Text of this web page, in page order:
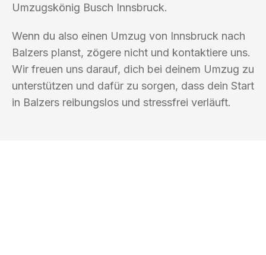
Umzugskönig Busch Innsbruck.
Wenn du also einen Umzug von Innsbruck nach
Balzers planst, zögere nicht und kontaktiere uns.
Wir freuen uns darauf, dich bei deinem Umzug zu
unterstützen und dafür zu sorgen, dass dein Start
in Balzers reibungslos und stressfrei verläuft.